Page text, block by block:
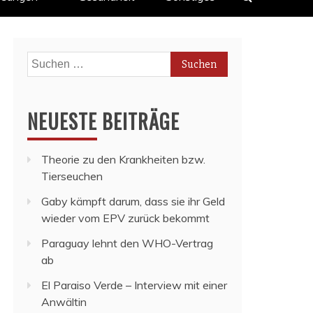
Suchen
nach:
NEUESTE BEITRÄGE
Theorie zu den Krankheiten bzw.
Tierseuchen
Gaby kämpft darum, dass sie ihr Geld
wieder vom EPV zurück bekommt
Paraguay lehnt den WHO-Vertrag
ab
El Paraiso Verde – Interview mit einer
Anwältin